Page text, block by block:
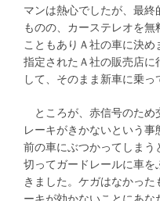
マンは熱心でしたが、最
ものの、カーステレオを
こともありＡ社の車に決
指定されたＡ社の販売店に
して、そのまま新車に乗っ
ところが、赤信号のため
レーキがきかないという
前の車にぶつかってしまう
切ってガードレールに車
きました。ケガはなかっ
ーキが効かないことにあ